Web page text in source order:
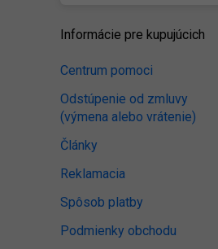
Informácie pre kupujúcich
Centrum pomoci
Odstúpenie od zmluvy
(výmena alebo vrátenie)
Články
Reklamacia
Spôsob platby
Podmienky obchodu